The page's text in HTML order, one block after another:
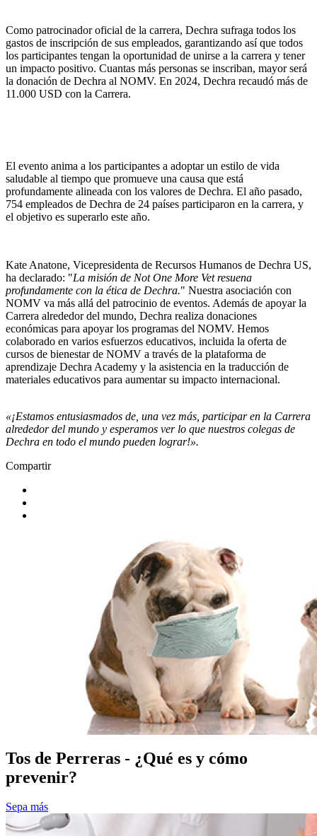
Como patrocinador oficial de la carrera, Dechra sufraga todos los
gastos de inscripción de sus empleados, garantizando así que todos
los participantes tengan la oportunidad de unirse a la carrera y tener
un impacto positivo. Cuantas más personas se inscriban, mayor será
la donación de Dechra al NOMV. En 2024, Dechra recaudó más de
11.000 USD con la Carrera.
El evento anima a los participantes a adoptar un estilo de vida
saludable al tiempo que promueve una causa que está
profundamente alineada con los valores de Dechra. El año pasado,
754 empleados de Dechra de 24 países participaron en la carrera, y
el objetivo es superarlo este año.
Kate Anatone, Vicepresidenta de Recursos Humanos de Dechra US,
ha declarado: "La misión de Not One More Vet resuena
profundamente con la ética de Dechra." Nuestra asociación con
NOMV va más allá del patrocinio de eventos. Además de apoyar la
Carrera alrededor del mundo, Dechra realiza donaciones
económicas para apoyar los programas del NOMV. Hemos
colaborado en varios esfuerzos educativos, incluida la oferta de
cursos de bienestar de NOMV a través de la plataforma de
aprendizaje Dechra Academy y la asistencia en la traducción de
materiales educativos para aumentar su impacto internacional.
«¡Estamos entusiasmados de, una vez más, participar en la Carrera
alrededor del mundo y esperamos ver lo que nuestros colegas de
Dechra en todo el mundo pueden lograr!».
Compartir
Tos de Perreras - ¿Qué es y cómo
prevenir?
Sepa más